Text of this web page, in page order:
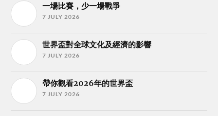
一場比賽，少一場戰爭
7 JULY 2026
世界盃對全球文化及經濟的影響
7 JULY 2026
帶你觀看2026年的世界盃
7 JULY 2026